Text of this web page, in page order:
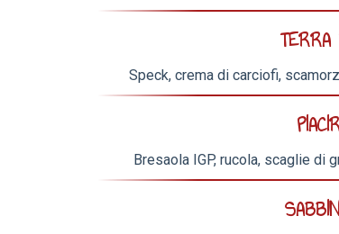
Speck, crema di carciofi,
Bresaola IGP, rucola, scaglie di